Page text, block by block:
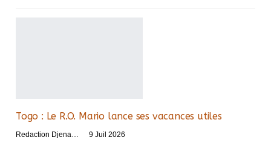
Togo : Le R.O. Mario lance ses vacances utiles
9 Juil 2026